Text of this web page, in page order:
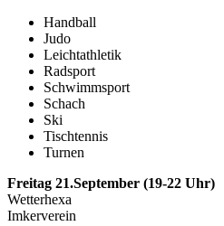
Handball
Judo
Leichtathletik
Radsport
Schwimmsport
Schach
Ski
Tischtennis
Turnen
Freitag 21.September (19-22 Uhr)
Wetterhexa
Imkerverein